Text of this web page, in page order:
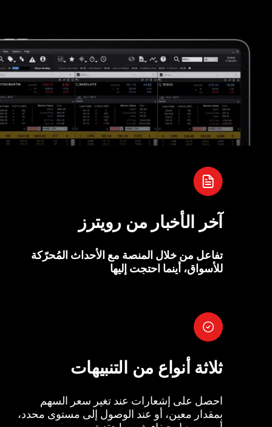
آخر الأخبار من رويترز
تفاعل من خلال المنصة مع الأحداث المُحرّكة
للأسواق، أينما احتجت إليها
ثلاثة أنواع من التنبيهات
احصل على إشعارات عند تغير سعر السهم
بمقدار معين، أو عند الوصول إلى مستوى محدد،